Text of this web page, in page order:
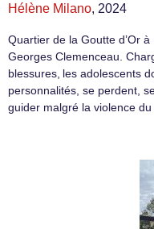
Hélène Milano, 2024
Quartier de la Goutte d’Or
Georges Clemenceau.
blessures, les adolescents
personnalités, se perdent,
guider malgré la violence du